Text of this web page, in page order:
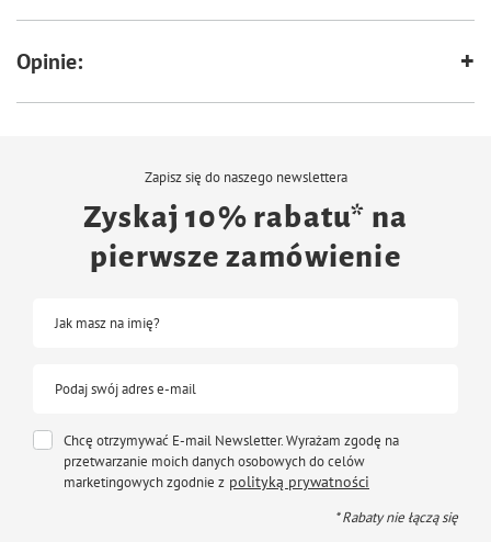
Opinie:
Zapisz się do naszego newslettera
Zyskaj 10% rabatu* na
pierwsze zamówienie
Jak masz na imię?
Podaj swój adres e-mail
Chcę otrzymywać E-mail Newsletter. Wyrażam zgodę na
przetwarzanie moich danych osobowych do celów
marketingowych zgodnie z polityką prywatności
* Rabaty nie łączą się